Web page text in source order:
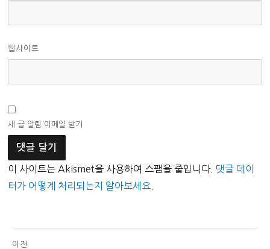
웹사이트
새 글 알림 이메일 받기
이 사이트는 Akismet을 사용하여 스팸을 줄입니다. 댓글 데이
터가 어떻게 처리되는지 알아보세요.
글
이전